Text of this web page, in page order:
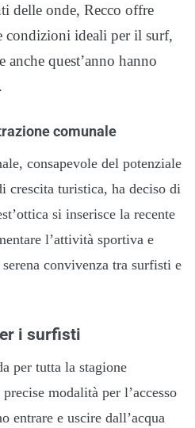
delle onde, Recco offre
condizioni ideali per il surf,
anche quest’anno hanno
comunale
consapevole del potenziale
crescita turistica, ha deciso di
si inserisce la recente
l’attività sportiva e
convivenza tra surfisti e
i surfisti
per tutta la stagione
modalità per l’accesso
entrare e uscire dall’acqua